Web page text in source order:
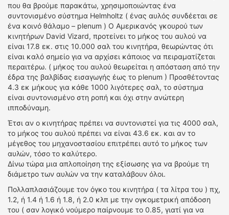
που θα βρούμε παρακάτω, χρησιμοποιώντας ένα
συντονισμένο σύστημα Helmholtz ( ένας αυλός συνδέεται σε
ένα κοινό θάλαμο – plenum ) Ο Αμερικανός γκουρού των
κινητήρων David Vizard, προτείνει το μήκος του αυλού να
είναι 17.8 εκ. στις 10.000 σαλ του κινητήρα, θεωρώντας ότι
είναι καλό σημείο για να αρχίσει κάποιος να πειραματίζεται
περαιτέρω. ( μήκος του αυλού θεωρείται η απόσταση από την
έδρα της βαλβίδας εισαγωγής έως το plenum ) Προσθέτοντας
4.3 εκ μήκους για κάθε 1000 λιγότερες σαλ, το σύστημα
είναι συντονισμένο στη ροπή και όχι στην ανώτερη
ιπποδύναμη.
Έτσι αν ο κινητήρας πρέπει να συντονιστεί για τις 4000 σαλ,
το μήκος του αυλού πρέπει να είναι 43.6 εκ. και αν το
μέγεθος του μηχανοστασίου επιτρέπει αυτό το μήκος των
αυλών, τόσο το καλύτερο.
Δίνω τώρα μια απλοποίηση της εξίσωσης για να βρούμε τη
διάμετρο των αυλών να την καταλάβουν όλοι.
Πολλαπλασιάζουμε τον όγκο του κινητήρα ( τα λίτρα του ) πχ,
1.2, ή 1.4 ή 1.6 ή 1.8, ή 2.0 κλπ με την ογκομετρική απόδοση
του ( σαν λογικό νούμερο παίρνουμε το 0.85, γιατί για να